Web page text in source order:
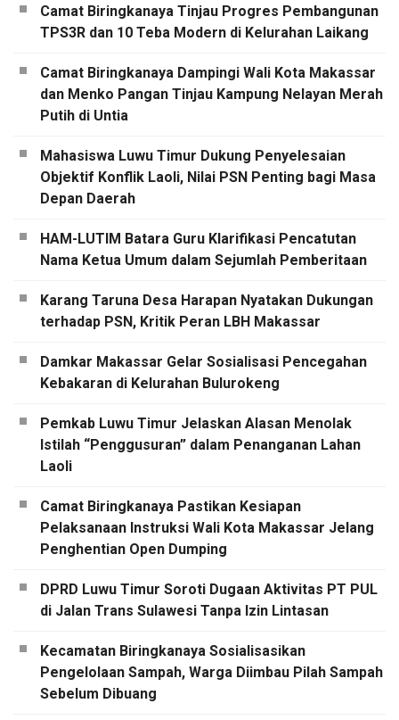
Camat Biringkanaya Tinjau Progres Pembangunan
TPS3R dan 10 Teba Modern di Kelurahan Laikang
Camat Biringkanaya Dampingi Wali Kota Makassar
dan Menko Pangan Tinjau Kampung Nelayan Merah
Putih di Untia
Mahasiswa Luwu Timur Dukung Penyelesaian
Objektif Konflik Laoli, Nilai PSN Penting bagi Masa
Depan Daerah
HAM-LUTIM Batara Guru Klarifikasi Pencatutan
Nama Ketua Umum dalam Sejumlah Pemberitaan
Karang Taruna Desa Harapan Nyatakan Dukungan
terhadap PSN, Kritik Peran LBH Makassar
Damkar Makassar Gelar Sosialisasi Pencegahan
Kebakaran di Kelurahan Bulurokeng
Pemkab Luwu Timur Jelaskan Alasan Menolak
Istilah “Penggusuran” dalam Penanganan Lahan
Laoli
Camat Biringkanaya Pastikan Kesiapan
Pelaksanaan Instruksi Wali Kota Makassar Jelang
Penghentian Open Dumping
DPRD Luwu Timur Soroti Dugaan Aktivitas PT PUL
di Jalan Trans Sulawesi Tanpa Izin Lintasan
Kecamatan Biringkanaya Sosialisasikan
Pengelolaan Sampah, Warga Diimbau Pilah Sampah
Sebelum Dibuang